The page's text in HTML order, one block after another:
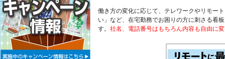
働き方の変化に応じて、テレワークやリモー
い」など、在宅勤務でお困りの方に刺さる看
す。 社名、電話番号はもちろん内容も自由に